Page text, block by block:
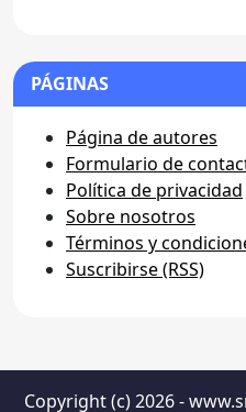
PÁGINAS
Página de autores
Formulario de
Política de privacidad
Sobre nosotros
Términos y
Suscribirse (RSS)
Copyright (c) 2026 -